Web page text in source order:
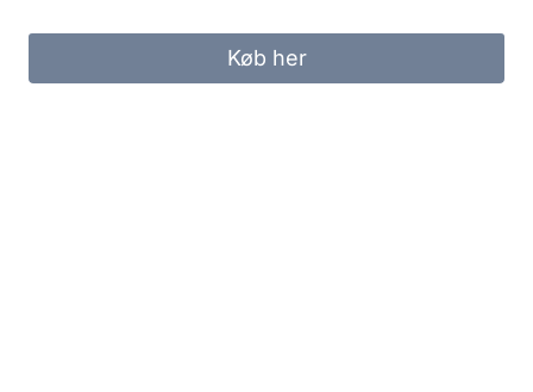
Køb her